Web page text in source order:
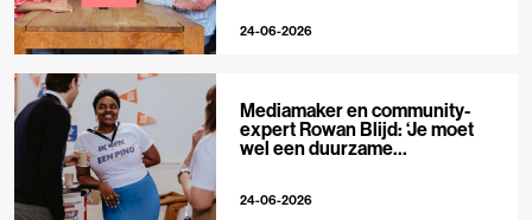
24-06-2026
Mediamaker en community-
expert Rowan Blijd: ‘Je moet
wel een duurzame
24-06-2026